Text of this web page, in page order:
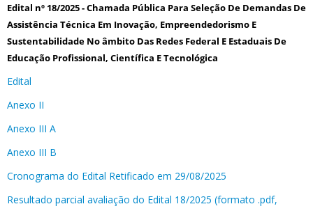
Edital nº 18/2025 - Chamada Pública Para Seleção De Demandas De
Assistência Técnica Em Inovação, Empreendedorismo E
Sustentabilidade No âmbito Das Redes Federal E Estaduais De
Educação Profissional, Científica E Tecnológica
Edital
Anexo II
Anexo III A
Anexo III B
Cronograma do Edital Retificado em 29/08/2025
Resultado parcial avaliação do Edital 18/2025 (formato .pdf,